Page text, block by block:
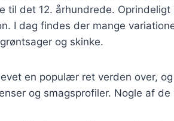
til det 12. århundrede.
I dag findes der mange
og skinke.
en populær ret verden over,
og smagsprofiler. Nogle af